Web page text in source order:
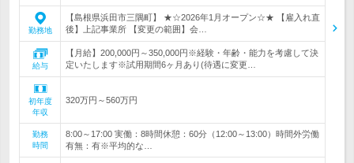
勤務地
【島根県浜田市三隅町】 ★☆2026年1月オープン☆★ 【雇入れ直
後】上記事業所 【変更の範囲】会…
給与
【月給】200,000円～350,000円※経験・年齢・能力を考慮して決
定いたします※試用期間6ヶ月あり(待遇に変更…
初年度
年収
320万円～560万円
勤務
時間
8:00～17:00 実働：8時間休憩：60分（12:00～13:00）時間外労働
有無：有※平均的な…